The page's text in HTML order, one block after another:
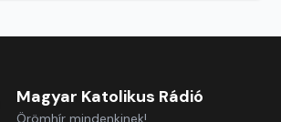
Magyar Katolikus Rádió
Örömhír mindenkinek!